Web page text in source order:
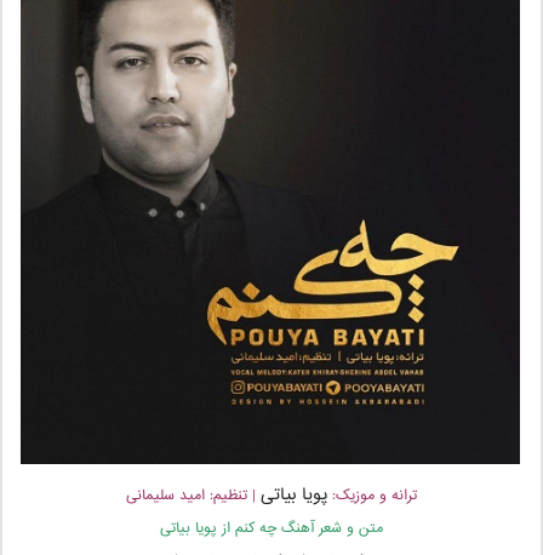
ترانه و موزیک: پویا بیاتی | تنظیم: امید سلیمانی
متن و شعر آهنگ چه کنم از پویا بیاتی